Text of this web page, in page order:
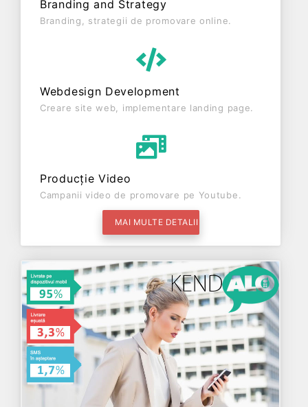
Branding and Strategy
Branding, strategii de promovare online.
Webdesign Development
Creare site web, implementare landing page.
Producție Video
Campanii video de promovare pe Youtube.
MAI MULTE DETALII